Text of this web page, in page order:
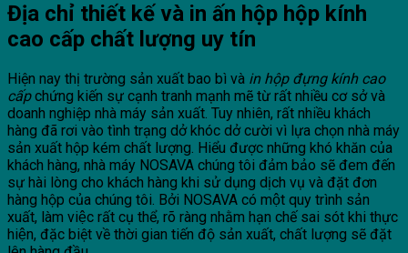
Địa chỉ thiết kế và in ấn hộp hộp kính
cao cấp chất lượng uy tín
Hiện nay thị trường sản xuất bao bì và in hộp đựng kính cao
cấpchứng kiến sự cạnh tranh mạnh mẽ từ rất nhiều cơ sở và
doanh nghiệp nhà máy sản xuất. Tuy nhiên, rất nhiều khách
hàng đã rơi vào tình trạng dở khóc dở cười vì lựa chọn nhà máy
sản xuất hộp kém chất lượng. Hiểu được những khó khăn của
khách hàng, nhà máy NOSAVA chúng tôi đảm bảo sẽ đem đến
sự hài lòng cho khách hàng khi sử dụng dịch vụ và đặt đơn
hàng hộp của chúng tôi. Bởi NOSAVA có một quy trình sản
xuất, làm việc rất cụ thể, rõ ràng nhằm hạn chế sai sót khi thực
hiện, đặc biệt về thời gian tiến độ sản xuất, chất lượng sẽ đặt